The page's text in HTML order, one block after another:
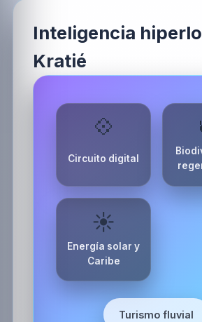
Inteligencia
Kratié
💠
Circuito digital
☀️
Energía solar y
Caribe
Turismo fluvial